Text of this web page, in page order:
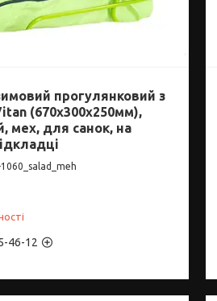
прогулянковий з
(670x300x250мм),
мех, для санок, на
46-12